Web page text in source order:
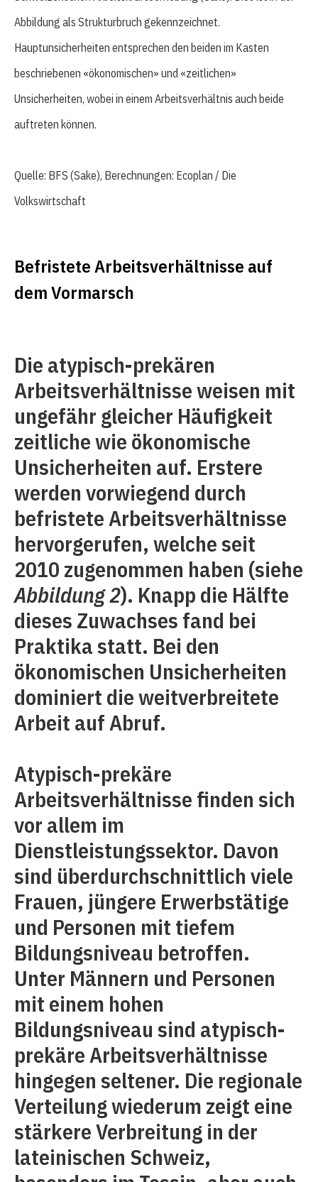
Abbildung als Strukturbruch gekennzeichnet.
Hauptunsicherheiten entsprechen den beiden im Kasten
beschriebenen «ökonomischen» und «zeitlichen»
Unsicherheiten, wobei in einem Arbeitsverhältnis auch beide
auftreten können.
Quelle: BFS (Sake), Berechnungen: Ecoplan / Die
Volkswirtschaft
Befristete Arbeitsverhältnisse auf
dem Vormarsch
Die atypisch-prekären
Arbeitsverhältnisse weisen mit
ungefähr gleicher Häufigkeit
zeitliche wie ökonomische
Unsicherheiten auf. Erstere
werden vorwiegend durch
befristete Arbeitsverhältnisse
hervorgerufen, welche seit
2010 zugenommen haben (siehe
Abbildung 2). Knapp die Hälfte
dieses Zuwachses fand bei
Praktika statt. Bei den
ökonomischen Unsicherheiten
dominiert die weitverbreitete
Arbeit auf Abruf.
Atypisch-prekäre
Arbeitsverhältnisse finden sich
vor allem im
Dienstleistungssektor. Davon
sind überdurchschnittlich viele
Frauen, jüngere Erwerbstätige
und Personen mit tiefem
Bildungsniveau betroffen.
Unter Männern und Personen
mit einem hohen
Bildungsniveau sind atypisch-
prekäre Arbeitsverhältnisse
hingegen seltener. Die regionale
Verteilung wiederum zeigt eine
stärkere Verbreitung in der
lateinischen Schweiz,